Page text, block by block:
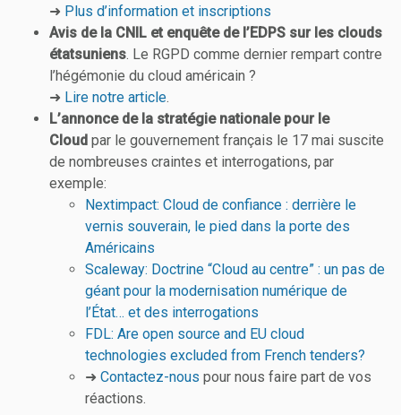
➜ Plus d’information et inscriptions
Avis de la CNIL et enquête de l’EDPS sur les clouds
étatsuniens. Le RGPD comme dernier rempart contre
l’hégémonie du cloud américain ?
➜ Lire notre article.
L’annonce de la stratégie nationale pour le
Cloud par le gouvernement français le 17 mai suscite
de nombreuses craintes et interrogations, par
exemple:
Nextimpact: Cloud de confiance : derrière le
vernis souverain, le pied dans la porte des
Américains
Scaleway: Doctrine “Cloud au centre” : un pas de
géant pour la modernisation numérique de
l’État… et des interrogations
FDL: Are open source and EU cloud
technologies excluded from French tenders?
➜ Contactez-nous pour nous faire part de vos
réactions.